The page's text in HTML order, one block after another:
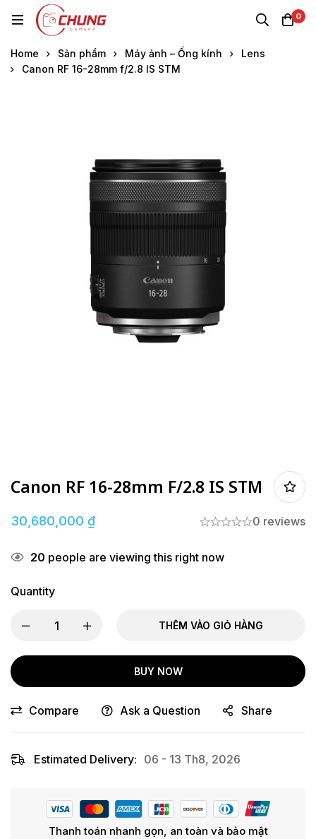
0
Home Sản phẩm Máy ảnh – Ống kính
Lens
Canon RF 16-28mm f/2.8 IS STM
Canon RF 16-28mm F/2.8 IS STM
30,680,000 ₫ 0 reviews
20 people are viewing this right now
Quantity
THÊM VÀO GIỎ HÀNG
BUY NOW
Compare Ask a Question Share
Estimated Delivery: 06 - 13 Th8, 2026
Thanh toán nhanh gọn, an toàn và bảo mật